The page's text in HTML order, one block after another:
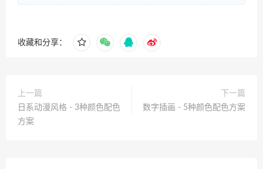
收藏和分享：
上一篇
日系动漫风格 - 3种颜色配色
方案
下一篇
数字插画 - 5种颜色配色方案